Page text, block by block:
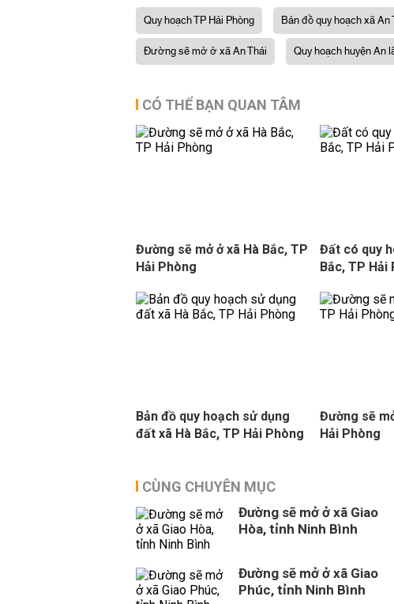
Quy hoạch TP Hải Phòng Bản đồ quy hoạch xã An
Đường sẽ mở ở xã An Thái
Quy hoạch huyện An
CÓ THỂ BẠN QUAN TÂM
Đường sẽ mở ở xã Hà Bắc, TP
Hải Phòng
Đất có quy
Bắc, TP Hải
Bản đồ quy hoạch sử dụng
đất xã Hà Bắc, TP Hải Phòng
Đường sẽ
Hải Phòng
CÙNG CHUYÊN MỤC
Đường sẽ mở ở xã Giao
Hòa, tỉnh Ninh Bình
Đường sẽ mở ở xã Giao
Phúc, tỉnh Ninh Bình